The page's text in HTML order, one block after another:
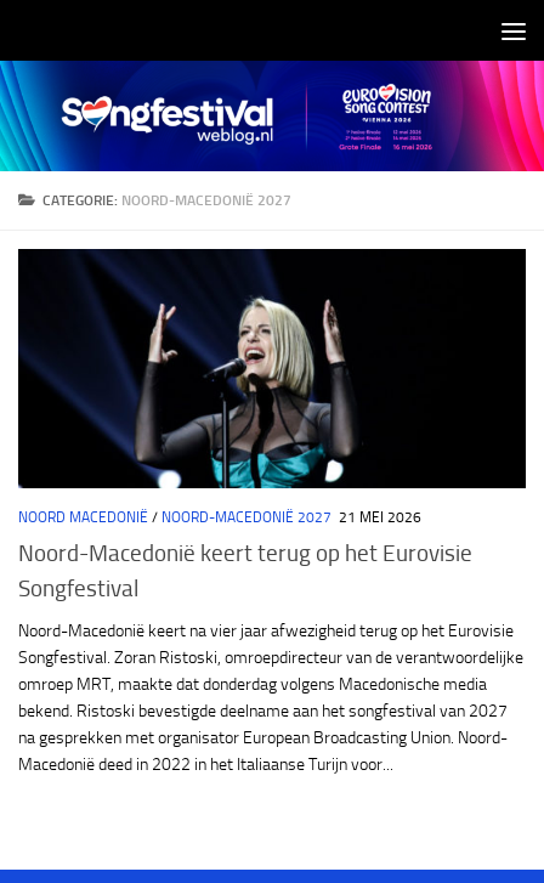
CATEGORIE: NOORD-MACEDONIË 2027
NOORD MACEDONIË / NOORD-MACEDONIË 2027 21 MEI 2026
Noord-Macedonië keert terug op het Eurovisie
Songfestival
Noord-Macedonië keert na vier jaar afwezigheid terug op het Eurovisie
Songfestival. Zoran Ristoski, omroepdirecteur van de verantwoordelijke
omroep MRT, maakte dat donderdag volgens Macedonische media
bekend. Ristoski bevestigde deelname aan het songfestival van 2027
na gesprekken met organisator European Broadcasting Union. Noord-
Macedonië deed in 2022 in het Italiaanse Turijn voor...